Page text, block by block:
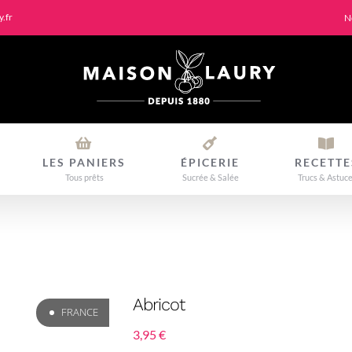
LES PANIERS
Tous prêts
ÉPICERIE
Sucrée & Salée Trucs &
FRANCE Abricot
3,95€